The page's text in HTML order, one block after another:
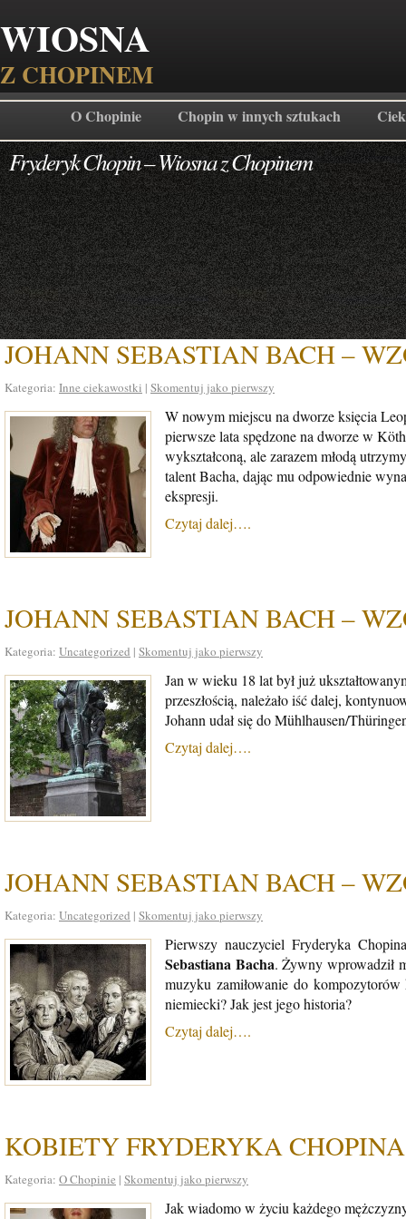
WIOSNA
Z CHOPINEM
O Chopinie Chopin w innych sztukach
Fryderyk Chopin – Wiosna z Chopinem
JOHANN SEBASTIAN BACH –
Kategoria: Inne ciekawostki | Skomentuj jako pierwszy
W nowym miejscu na dworze księcia
pierwsze lata spędzone na dworze w
wykształconą, ale zarazem młodą
talent Bacha, dając mu odpowiednie
ekspresji.
Czytaj dalej….
JOHANN SEBASTIAN BACH –
Kategoria: Uncategorized | Skomentuj jako pierwszy
Jan w wieku 18 lat był już
przeszłością, należało iść dalej,
Johann udał się do Mühlhausen/
Czytaj dalej….
JOHANN SEBASTIAN BACH –
Kategoria: Uncategorized | Skomentuj jako pierwszy
Pierwszy nauczyciel Fryderyka
Sebastiana Bacha. Żywny wprowadził
muzyku zamiłowanie do
niemiecki? Jak jest jego historia?
Czytaj dalej….
KOBIETY FRYDERYKA CHOPINA
Kategoria: O Chopinie | Skomentuj jako pierwszy
Jak wiadomo w życiu każdego